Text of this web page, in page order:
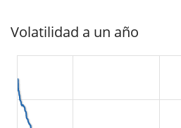
Volatilidad a un año